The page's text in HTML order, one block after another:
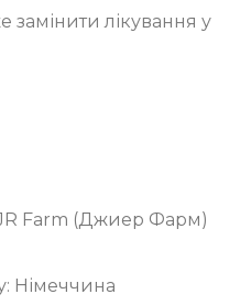
замінити лікування у
Farm (Джиер Фарм)
Німеччина